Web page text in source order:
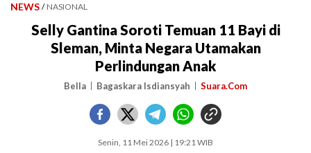
NEWS / NASIONAL
Selly Gantina Soroti Temuan 11 Bayi di
Sleman, Minta Negara Utamakan
Perlindungan Anak
Bella Bagaskara Isdiansyah Suara.Com
Senin, 11 Mei 2026 | 19:21 WIB